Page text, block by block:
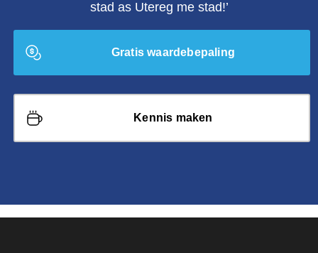
stad as Utereg me stad!’
Gratis waardebepaling
Kennis maken